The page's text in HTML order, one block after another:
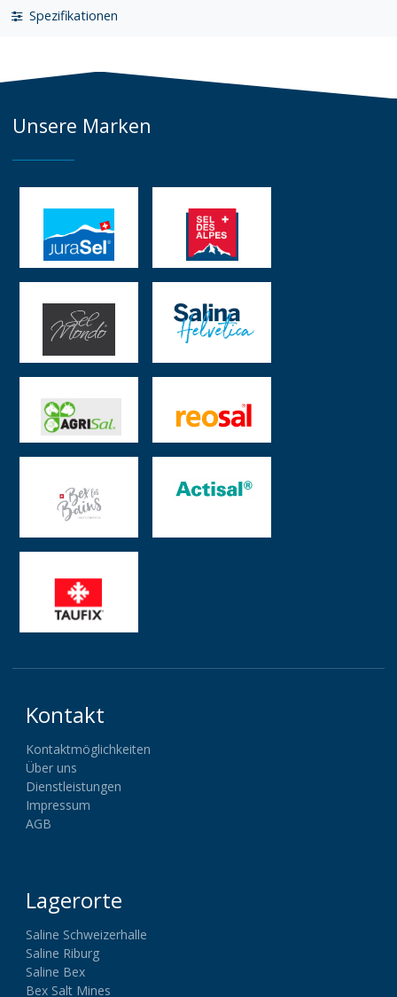
Spezifikationen
Unsere Marken
Kontakt
Kontaktmöglichkeiten
Über uns
Dienstleistungen
Impressum
AGB
Lagerorte
Saline Schweizerhalle
Saline Riburg
Saline Bex
Bex Salt Mines